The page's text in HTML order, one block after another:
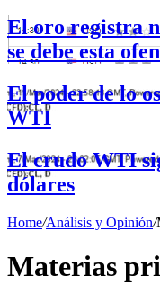
El oro registra
se debe esta
El poder de lo
WTI
El crudo WTI
dólares
Home/Análisis y Opinión/
Materias